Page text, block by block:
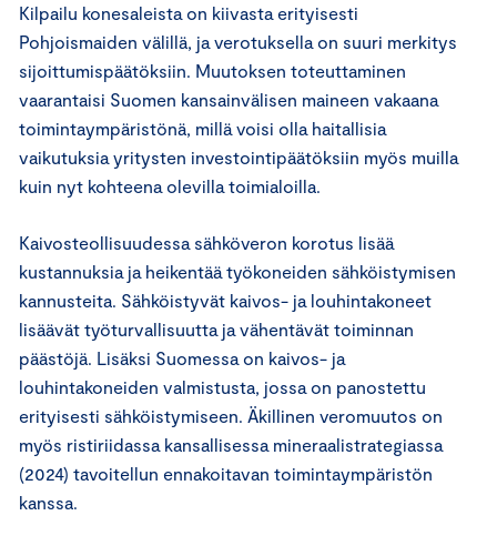
Kilpailu konesaleista on kiivasta erityisesti
Pohjoismaiden välillä, ja verotuksella on suuri merkitys
sijoittumispäätöksiin. Muutoksen toteuttaminen
vaarantaisi Suomen kansainvälisen maineen vakaana
toimintaympäristönä, millä voisi olla haitallisia
vaikutuksia yritysten investointipäätöksiin myös muilla
kuin nyt kohteena olevilla toimialoilla.
Kaivosteollisuudessa sähköveron korotus lisää
kustannuksia ja heikentää työkoneiden sähköistymisen
kannusteita. Sähköistyvät kaivos- ja louhintakoneet
lisäävät työturvallisuutta ja vähentävät toiminnan
päästöjä. Lisäksi Suomessa on kaivos- ja
louhintakoneiden valmistusta, jossa on panostettu
erityisesti sähköistymiseen. Äkillinen veromuutos on
myös ristiriidassa kansallisessa mineraalistrategiassa
(2024) tavoitellun ennakoitavan toimintaympäristön
kanssa.